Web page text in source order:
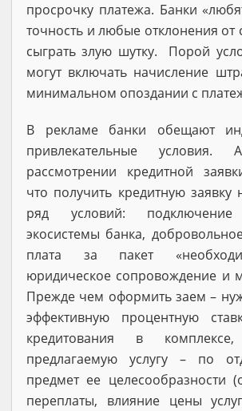
просрочку платежа. Банки
точность и любые отклонения от
сыграть злую шутку. Порой
могут включать начисление
минимальном опоздании с
В рекламе банки обещают
привлекательные
рассмотрении кредитной
что получить кредитную заявку
ряд условий:
экосистемы банка,
плата за пакет
юридическое сопровождение и
Прежде чем оформить заем –
эффективную процентную
кредитования в
предлагаемую услугу – по
предмет ее целесообразности
переплаты, влияние цены